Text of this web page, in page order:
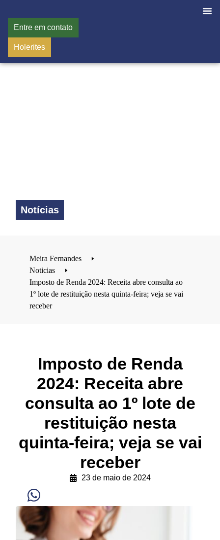
Entre em contato
Holerites
Notícias
Meira Fernandes
🢒
Noticias
🢒
Imposto de Renda 2024: Receita abre consulta ao
1º lote de restituição nesta quinta-feira; veja se vai
receber
Imposto de Renda
2024: Receita abre
consulta ao 1º lote de
restituição nesta
quinta-feira; veja se vai
receber
23 de maio de 2024